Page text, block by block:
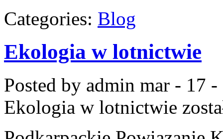
Categories: Blog
Ekologia w lotnictwie
Posted by admin mar - 17 -
Ekologia w lotnictwie